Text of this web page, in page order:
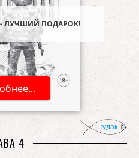
ЛУЧШИЙ ПОДАРОК!
Тудак
4